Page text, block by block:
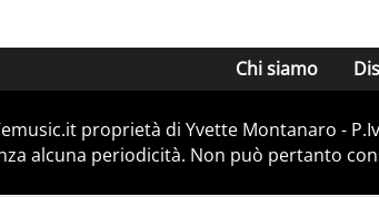
Chi siamo
proprietà di Yvette Montanaro -
alcuna periodicità. Non può pertanto